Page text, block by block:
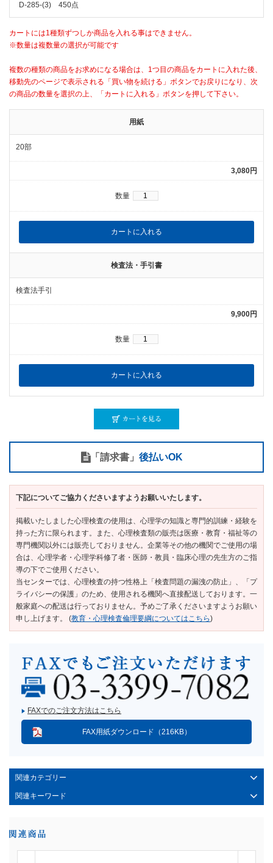
D-285-(3) 450点
カートには1種類ずつしか商品を入れる事はできません。
※数量は複数量の選択が可能です
複数の種類の商品をお求めになる場合は、1つ目の商品をカートに入れた後、
移動先のページで表示される「買い物を続ける」ボタンでお戻りになり、次
の商品の数量を選択の上、「カートに入れる」ボタンを押して下さい。
用紙
20部
3,080円
数量
検査法・手引書
検査法手引
9,900円
数量
「請求書」 後払いOK
下記についてご協力くださいますようお願いいたします。
掲載いたしました心理検査の使用は、心理学の知識と専門的訓練・経験を
持った方に限られます。また、心理検査類の販売は医療・教育・福祉等の
専門機関以外には販売しておりません。企業等その他の機関でご使用の場
合は、心理学者・心理学科修了者・医師・教員・臨床心理の先生方のご指
導の下でご使用ください。
当センターでは、心理検査の持つ性格上「検査問題の漏洩の防止」、「プ
ライバシーの保護」のため、使用される機関へ直接配送しております。一
般家庭への配送は行っておりません。予めご了承くださいますようお願い
申し上げます。 (教育・心理検査倫理要綱についてはこちら)
FAXでのご注文方法はこちら
FAX用紙ダウンロード（216KB）
関連カテゴリー
関連キーワード